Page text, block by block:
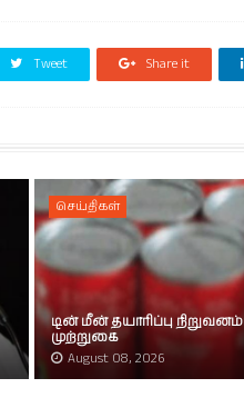
Tweet Share it
செய்திகள்
டின் மீன் தயாரிப்பு நிறுவனம்
முற்றுகை
August 08, 2026